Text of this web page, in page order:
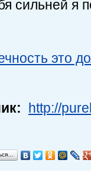
сильней я
это
http://